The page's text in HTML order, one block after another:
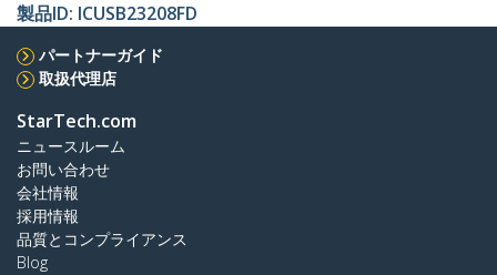
製品ID: ICUSB23208FD
パートナーガイド
取扱代理店
StarTech.com
ニュースルーム
お問い合わせ
会社情報
採用情報
品質とコンプライアンス
Blog